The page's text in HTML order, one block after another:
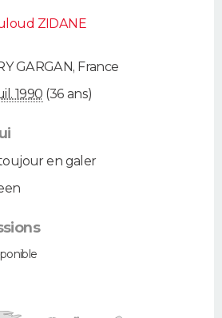
ZIDANE
GARGAN, France
1990 (36 ans)
en galer